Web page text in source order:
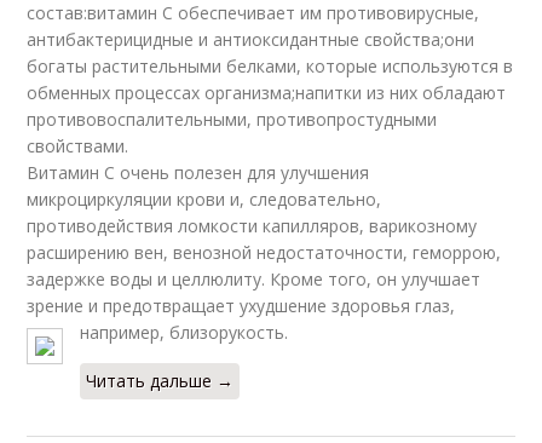
состав:витамин С обеспечивает им противовирусные,
антибактерицидные и антиоксидантные свойства;они
богаты растительными белками, которые используются в
обменных процессах организма;напитки из них обладают
противовоспалительными, противопростудными
свойствами.
Витамин С очень полезен для улучшения
микроциркуляции крови и, следовательно,
противодействия ломкости капилляров, варикозному
расширению вен, венозной недостаточности, геморрою,
задержке воды и целлюлиту. Кроме того, он улучшает
зрение и предотвращает ухудшение здоровья глаз,
например, близорукость.
Читать дальше →